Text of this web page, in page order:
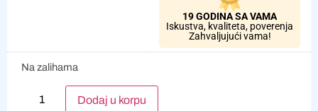
19 GODINA SA VAMA
Iskustva, kvaliteta, poverenja
Zahvaljujući vama!
Na zalihama
Dodaj u korpu